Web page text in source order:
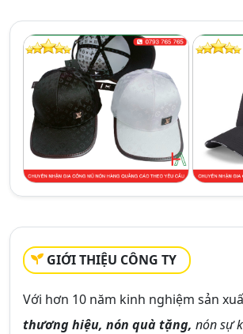
GIỚI THIỆU CÔNG TY
Với hơn 10 năm kinh nghiệm sản
thương hiệu, nón quà tặng, nón sự